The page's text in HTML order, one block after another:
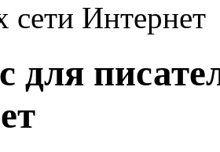
сети Интернет
для